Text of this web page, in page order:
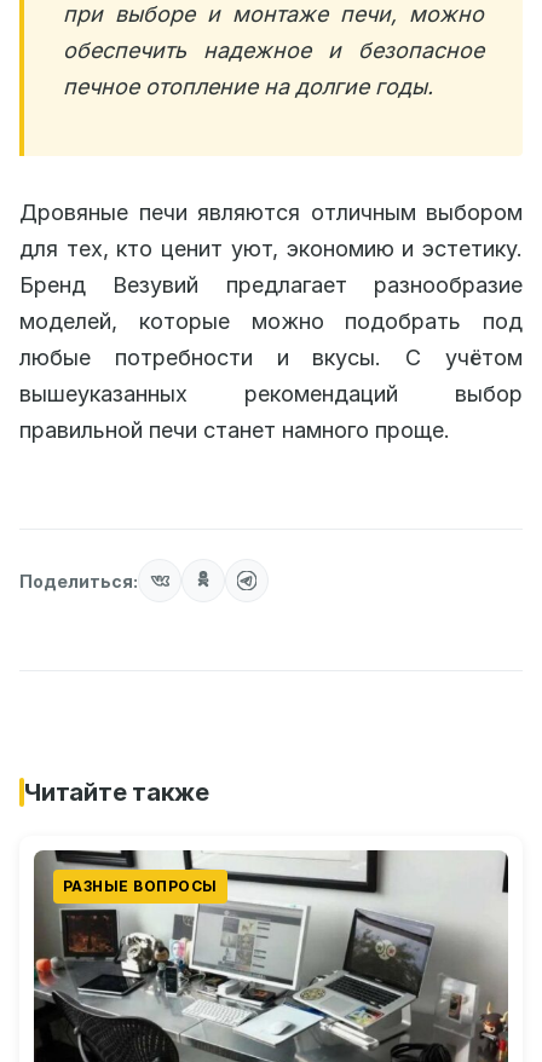
при выборе и монтаже печи, можно
обеспечить надежное и безопасное
печное отопление на долгие годы.
Дровяные печи являются отличным выбором
для тех, кто ценит уют, экономию и эстетику.
Бренд Везувий предлагает разнообразие
моделей, которые можно подобрать под
любые потребности и вкусы. С учётом
вышеуказанных рекомендаций выбор
правильной печи станет намного проще.
Поделиться:
Читайте также
РАЗНЫЕ ВОПРОСЫ